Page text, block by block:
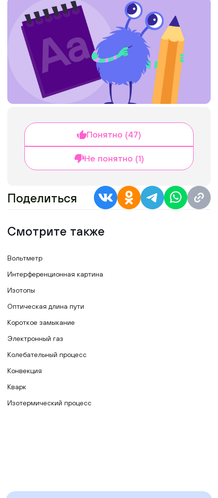
Понятно (47)
Не понятно (1)
Поделиться
Смотрите также
Вольтметр
Интерференционная картина
Изотопы
Оптическая длина пути
Короткое замыкание
Электронный газ
Колебательный процесс
Конвекция
Кварк
Изотермический процесс